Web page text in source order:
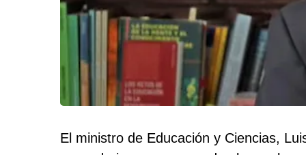
El ministro de Educación y Ciencias,